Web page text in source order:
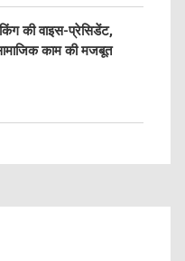
की वाइस-प्रेसिडेंट,
काम की मजबूत